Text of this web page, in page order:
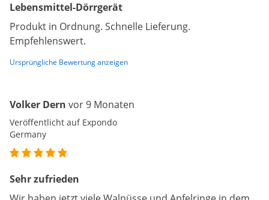
Lebensmittel-Dörrgerät
Produkt in Ordnung. Schnelle Lieferung.
Empfehlenswert.
Ursprüngliche Bewertung anzeigen
Volker Dern vor 9 Monaten
Veröffentlicht auf Expondo
Germany
Sehr zufrieden